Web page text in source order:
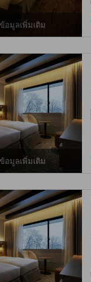
อมูลเพิ่มเติม
อมูลเพิ่มเติม